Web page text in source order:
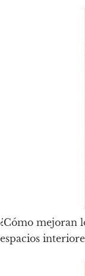
¿Cómo mejoran
espacios